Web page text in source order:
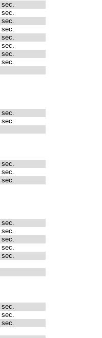
sec.
sec.
sec.
sec.
sec.
sec.
sec.
sec.
sec.
sec.
sec.
sec.
sec.
sec.
sec.
sec.
sec.
sec.
sec.
sec.
sec.